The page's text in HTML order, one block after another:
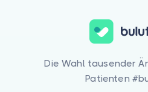
Die Wahl tausender
Patienten